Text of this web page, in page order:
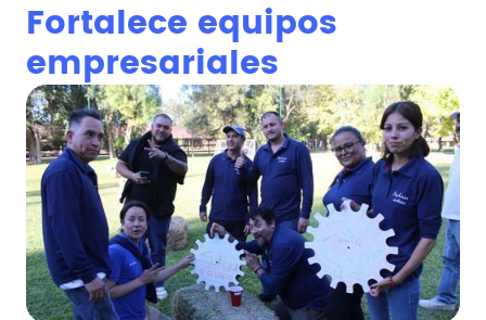
Fortalece equipos
empresariales